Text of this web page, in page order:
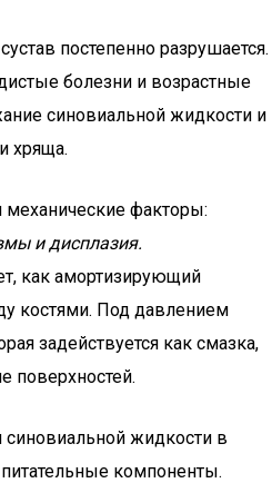
постепенно разрушается.
болезни и возрастные
синовиальной жидкости и
хряща.
механические факторы:
и дисплазия.
как амортизирующий
костями. Под давлением
задействуется как смазка,
поверхностей.
жидкости в
компоненты.